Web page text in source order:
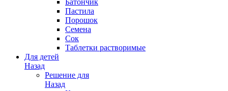
Батончик
Пастила
Порошок
Семена
Сок
Таблетки растворимые
Для детей
Назад
Решение для
Назад